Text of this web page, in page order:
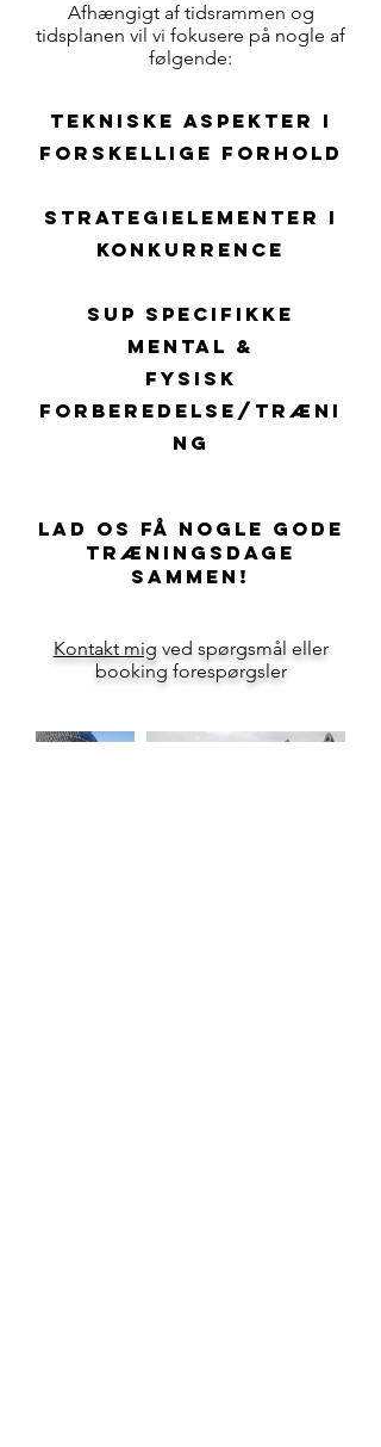
Afhængigt af tidsrammen og
tidsplanen vil vi fokusere på nogle af
følgende:
tekniske aspekter i
forskellige forhold
strategielementer i
konkurrence
sup specifikke
mental &
fysisk
forberedelse/træni
ng
Kontakt mig ved spørgsmål eller
booking forespørgsler
lad os få nogle gode
træningsdage
sammen!